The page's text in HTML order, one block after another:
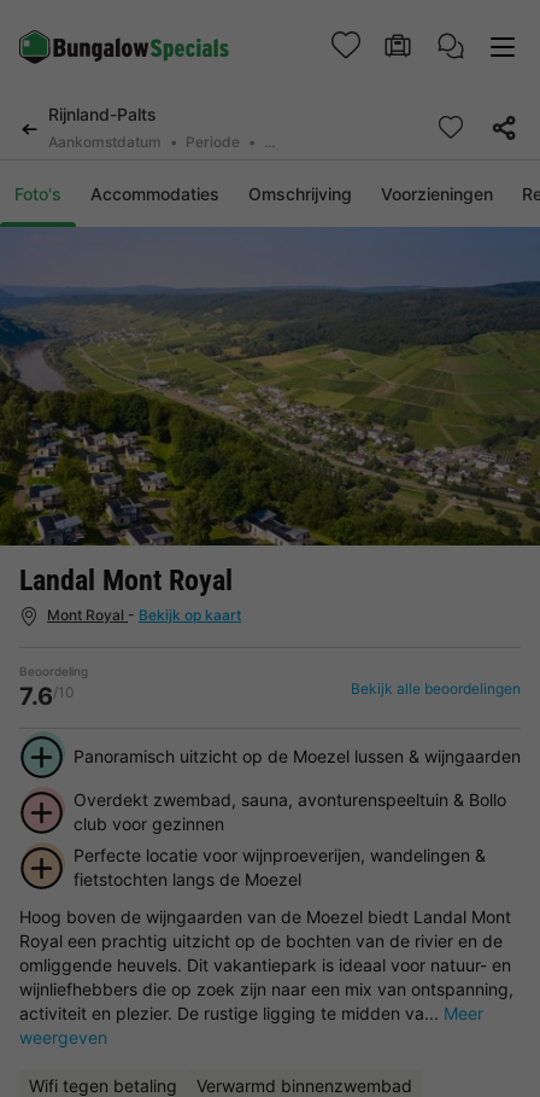
Rijnland-Palts
Aankomstdatum Periode 2 personen, 0 huisdier
Foto's Accommodaties Omschrijving Voorzieningen
Landal Mont Royal
Mont Royal - Bekijk op kaart
Beoordeling
7.6/10 Bekijk alle beoordelingen
Panoramisch uitzicht op de Moezel lussen & wijngaarden
Overdekt zwembad, sauna, avonturenspeeltuin & Bollo
club voor gezinnen
Perfecte locatie voor wijnproeverijen, wandelingen &
fietstochten langs de Moezel
Hoog boven de wijngaarden van de Moezel biedt Landal Mont
Royal een prachtig uitzicht op de bochten van de rivier en de
omliggende heuvels. Dit vakantiepark is ideaal voor natuur- en
wijnliefhebbers die op zoek zijn naar een mix van ontspanning,
activiteit en plezier. De rustige ligging te midden va... Meer
weergeven
Wifi tegen betaling
Verwarmd binnenzwembad